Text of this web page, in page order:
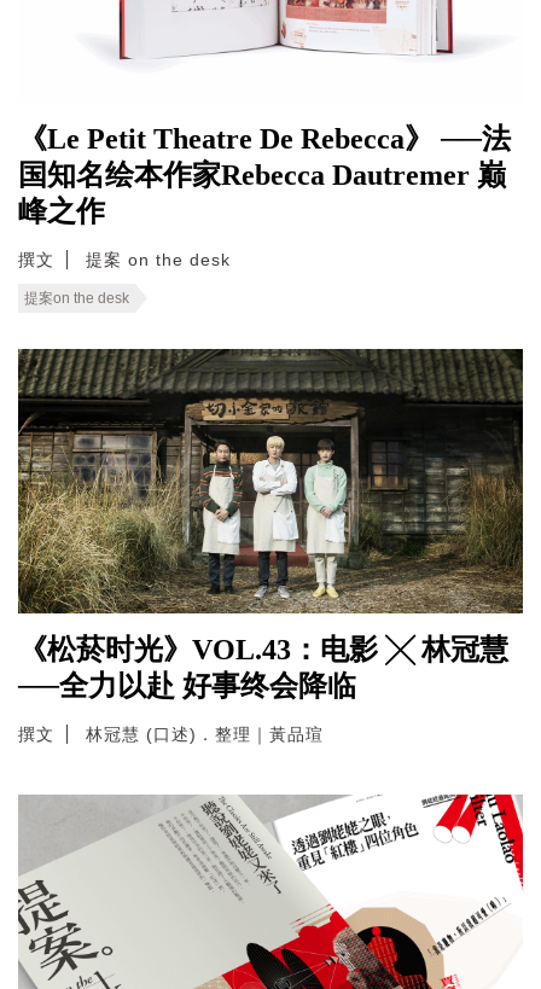
《Le Petit Theatre De Rebecca》 ──法
国知名绘本作家Rebecca Dautremer 巅
峰之作
撰文 提案 on the desk
提案on the desk
《松菸时光》VOL.43：电影 ╳ 林冠慧
──全力以赴 好事终会降临
撰文 林冠慧 (口述)．整理｜黃品瑄